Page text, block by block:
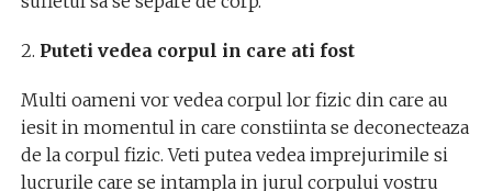
2. Puteti vedea corpul in care ati fost
Multi oameni vor vedea corpul lor fizic din care au
iesit in momentul in care constiinta se deconecteaza
de la corpul fizic. Veti putea vedea imprejurimile si
lucrurile care se intampla in jurul corpului vostru